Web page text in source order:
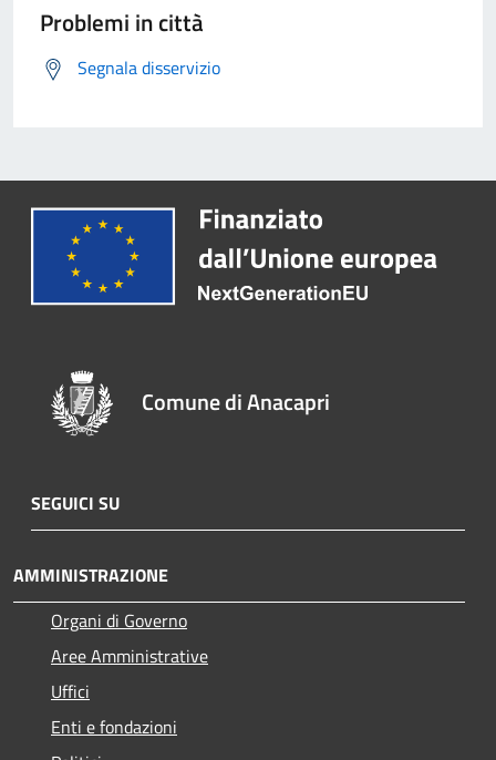
Problemi in città
Segnala disservizio
Comune di Anacapri
SEGUICI SU
AMMINISTRAZIONE
Organi di Governo
Aree Amministrative
Uffici
Enti e fondazioni